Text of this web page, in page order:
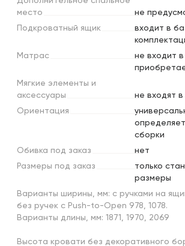
место
не
Подкроватный ящик
входит в
Матрас
не входит
Мягкие элементы и
аксессуары
не входят
Ориентация
сборки
Обивка под заказ
нет
Размеры под заказ
только
размеры
Варианты ширины, мм: с ручками на
без ручек с Push-to-Open 978, 1078.
Варианты длины, мм: 1871, 1970, 2069
Высота кровати без декоративного